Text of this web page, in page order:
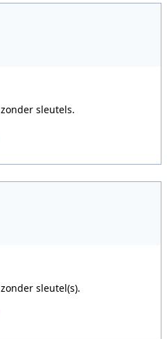
sleutels.
sleutel(s).